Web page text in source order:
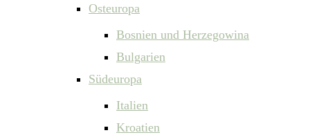
Osteuropa
Bosnien und Herzegowina
Bulgarien
Südeuropa
Italien
Kroatien